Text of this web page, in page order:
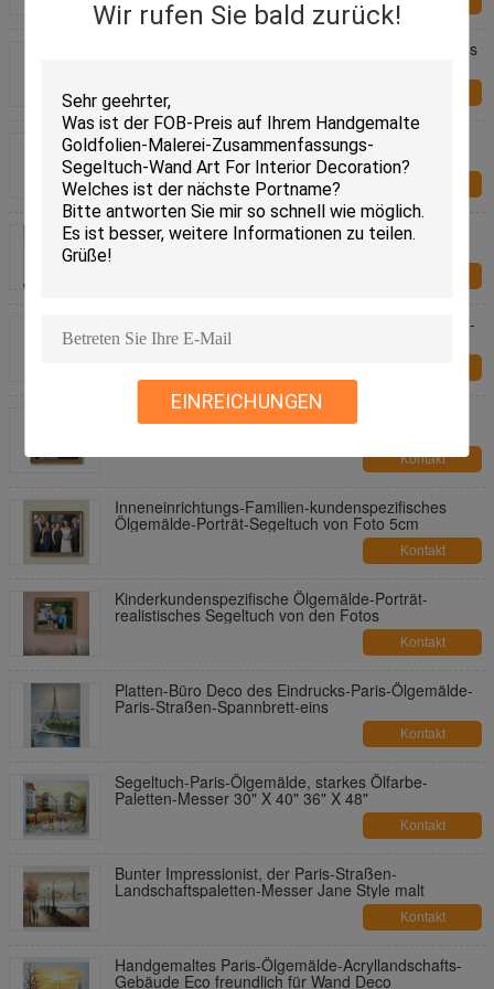
Wir rufen Sie bald zurück!
EINREICHUNGEN
Abstrakte goldene Büro-Dekoration 3D Art Paintings
Wohnzimmer-dekorative Zusammenfassung Art
Canvas Paintings Unframed Wall Art Oil Painting
Handgemaltes Zusammenfassungs-Art Canvas
Paintings Flow Color-Gold für Wand-Dekoration
Realistische Familien-Leute-kundenspezifisches Öl-
Porträt-Segeltuch 5cm für Haus-Dekoration
Frauen-kundenspezifische Ölgemälde-Porträts
Kontakt
Inneneinrichtungs-Familien-kundenspezifisches
Ölgemälde-Porträt-Segeltuch von Foto 5cm
Kontakt
Kinderkundenspezifische Ölgemälde-Porträt-
realistisches Segeltuch von den Fotos
Kontakt
Platten-Büro Deco des Eindrucks-Paris-Ölgemälde-
Paris-Straßen-Spannbrett-eins
Kontakt
Segeltuch-Paris-Ölgemälde, starkes Ölfarbe-
Paletten-Messer 30" X 40" 36" X 48"
Kontakt
Bunter Impressionist, der Paris-Straßen-
Landschaftspaletten-Messer Jane Style malt
Kontakt
Handgemaltes Paris-Ölgemälde-Acryllandschafts-
Gebäude Eco freundlich für Wand Deco